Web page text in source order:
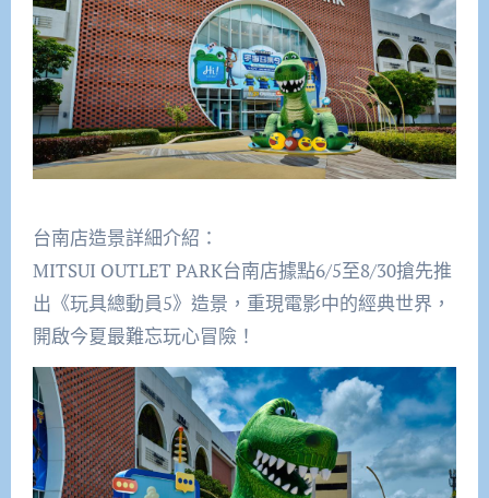
台南店造景詳細介紹：
MITSUI OUTLET PARK台南店據點6/5至8/30搶先推
出《玩具總動員5》造景，重現電影中的經典世界，
開啟今夏最難忘玩心冒險！